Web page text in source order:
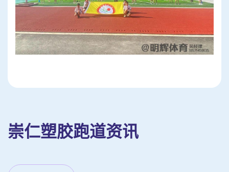
崇仁塑胶跑道资讯